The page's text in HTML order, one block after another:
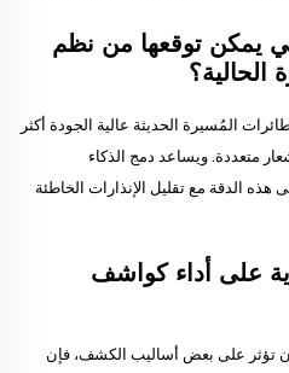
يمكن توقعها من نظم
المُسيرة الحديثة عالية الجودة أكثر
متعددة. ويساعد دمج الذكاء
الدقة مع تقليل الإنذارات الخاطئة
على أداء كواشف
تؤثر على بعض أساليب الكشف، فإن